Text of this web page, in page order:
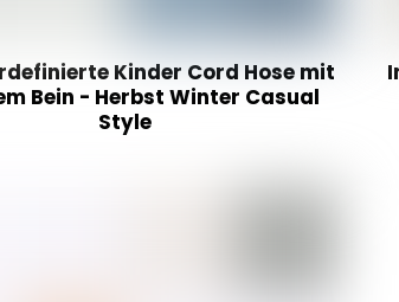
Kinder Cord Hose mit
Bein - Herbst Winter Casual
Style